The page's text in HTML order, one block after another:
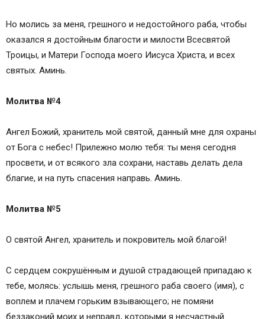
Но молись за меня, грешного и недостойного раба, чтобы
оказался я достойным благости и милости Всесвятой
Троицы, и Матери Господа моего Иисуса Христа, и всех
святых. Аминь.
Молитва №4
Ангел Божий, хранитель мой святой, данный мне для охраны
от Бога с небес! Прилежно молю тебя: ты меня сегодня
просвети, и от всякого зла сохрани, наставь делать дела
благие, и на путь спасения направь. Аминь.
Молитва №5
О святой Ангел, хранитель и покровитель мой благой!
С сердцем сокрушённым и душой страдающей припадаю к
тебе, молясь: услышь меня, грешного раба своего (имя), с
воплем и плачем горьким взывающего; не помяни
беззаконий моих и неправд, которыми я несчастный